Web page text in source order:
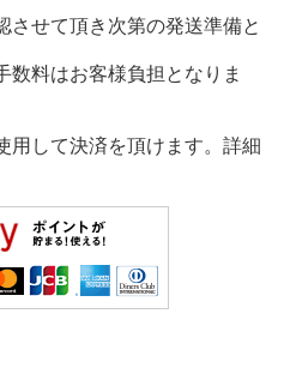
させて頂き次第の発送準備と
客様負担となりま
用して決済を頂けます。詳細